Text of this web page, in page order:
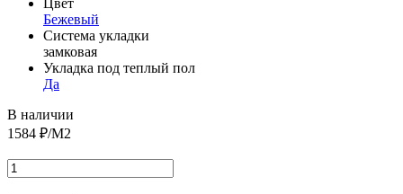
Цвет
Бежевый
Система укладки
замковая
Укладка под теплый пол
Да
В наличии
1584 ₽/М2